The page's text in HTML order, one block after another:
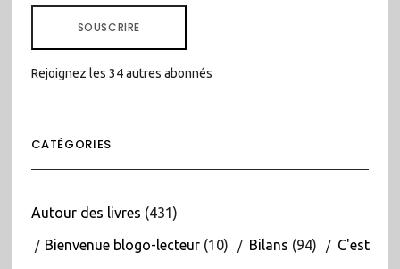
SOUSCRIRE
Rejoignez les 34 autres abonnés
CATÉGORIES
Autour des livres (431)
Bienvenue blogo-lecteur(10) Bilans (94) C'est